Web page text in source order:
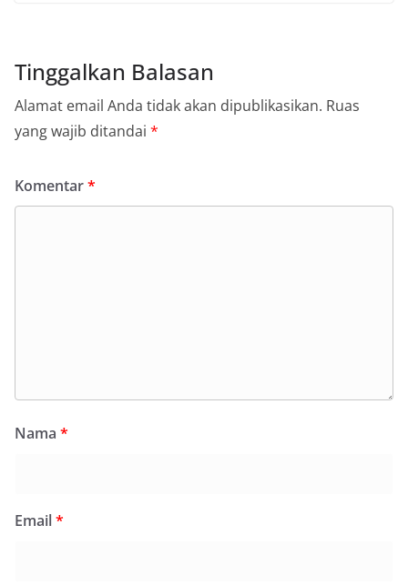
Tinggalkan Balasan
Alamat email Anda tidak akan dipublikasikan. Ruas
yang wajib ditandai *
Komentar*
Nama *
Email*